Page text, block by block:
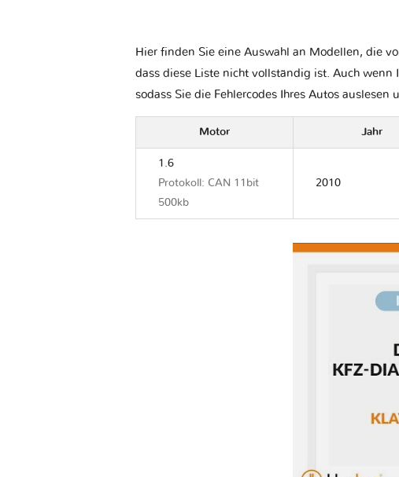
Hier finden Sie eine Auswahl an Modellen, die
dass diese Liste nicht vollständig ist. Auch
sodass Sie die Fehlercodes Ihres Autos auslesen
Motor Jahr
1.6
Protokoll: CAN 11bit
500kb
2010